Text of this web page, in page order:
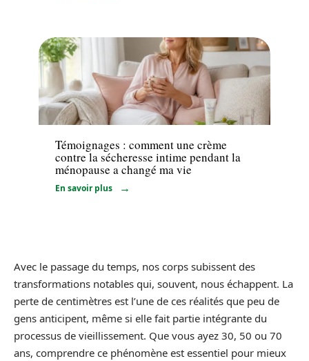
Bien-être
Témoignages : comment une crème
contre la sécheresse intime pendant la
ménopause a changé ma vie
En savoir plus
Avec le passage du temps, nos corps subissent des
transformations notables qui, souvent, nous échappent. La
perte de centimètres est l’une de ces réalités que peu de
gens anticipent, même si elle fait partie intégrante du
processus de vieillissement. Que vous ayez 30, 50 ou 70
ans, comprendre ce phénomène est essentiel pour mieux